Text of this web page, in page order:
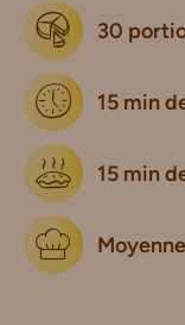
30
15 min
15 min
Moyenne